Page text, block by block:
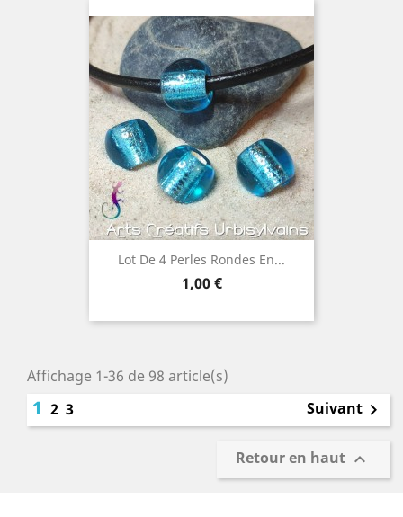
Lot De 4 Perles Rondes En...
Prix
1,00 €
Affichage 1-36 de 98 article(s)
1 2 3 Suivant 
Retour en haut 